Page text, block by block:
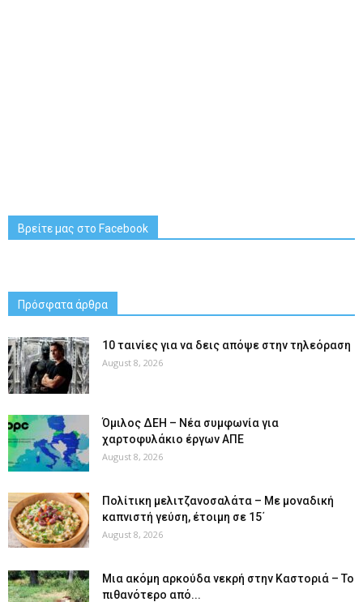
Βρείτε μας στο Facebook
Πρόσφατα άρθρα
10 ταινίες για να δεις απόψε στην τηλεόραση
August 8, 2026
Όμιλος ΔΕΗ – Νέα συμφωνία για
χαρτοφυλάκιο έργων ΑΠΕ
August 8, 2026
Πολίτικη μελιτζανοσαλάτα – Με μοναδική
καπνιστή γεύση, έτοιμη σε 15΄
August 8, 2026
Μια ακόμη αρκούδα νεκρή στην Καστοριά – Το
πιθανότερο από...